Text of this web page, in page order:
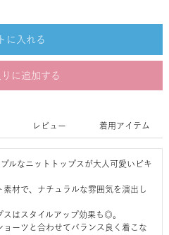
に入れる
に追加する
レビュー 着用アイテム
プルなニットトップスが大人可愛いビキ
素材で、ナチュラルな雰囲気を演出し
スはスタイルアップ効果も◎。
ョーツと合わせてバランス良く着こな